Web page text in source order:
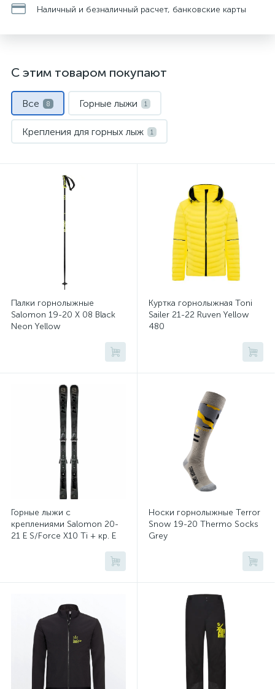
Наличный и безналичный расчет, банковские карты
С этим товаром покупают
Все 8 Горные лыжи 1
Крепления для горных лыж 1
Носки спортивные Палки горнолыжные
Термобелье Флис и кофты 1
Палки горнолыжные
Salomon 19-20 X 08 Black
Neon Yellow
Куртка горнолыжная Toni
Sailer 21-22 Ruven Yellow
480
Горные лыжи с
креплениями Salomon 20-
21 E S/Force X10 Ti + кр. E
Носки горнолыжные Terror
Snow 19-20 Thermo Socks
Grey